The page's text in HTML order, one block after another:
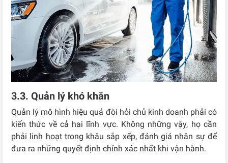
3.3. Quản lý khó khăn
Quản lý mô hình hiệu quả đòi hỏi chủ kinh doanh phải có
kiến thức về cả hai lĩnh vực. Không những vậy, họ cần
phải linh hoạt trong khâu sắp xếp, đánh giá nhân sự để
đưa ra những quyết định chính xác nhất khi vận hành.